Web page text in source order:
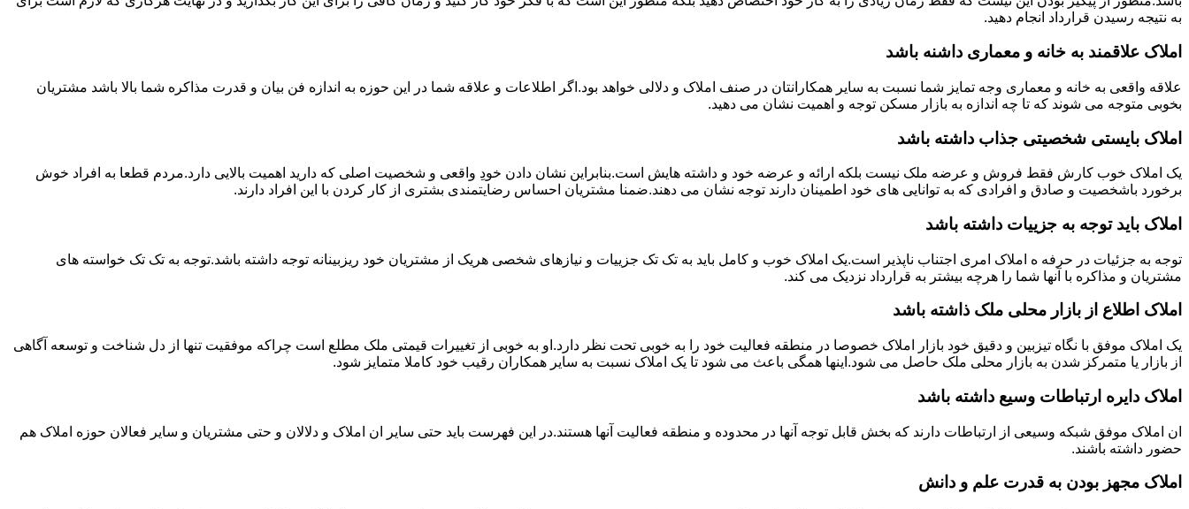
به نتیجه رسیدن قرارداد انجام دهید.
املاک علاقمند به خانه و معماری داشنه باشد
علاقه واقعی به خانه و معماری وجه تمایز شما نسبت به سایر همکارانتان در صنف املاک و دلالی خواهد بود.اگر اطلاعات و علاقه شما در این حوزه به اندازه فن بیان و قدرت مذاکره شما بالا باشد مشتریان
بخوبی متوجه می شوند که تا چه اندازه به بازار مسکن توجه و اهمیت نشان می دهید.
املاک بایستی شخصیتی جذاب داشته باشد
یک املاک خوب کارش فقط فروش و عرضه ملک نیست بلکه ارائه و عرضه خود و داشته هایش است.بنابراین نشان دادن خودِ واقعی و شخصیت اصلی که دارید اهمیت بالایی دارد.مردم قطعا به افراد خوش
برخورد باشخصیت و صادق و افرادی که به توانایی های خود اطمینان دارند توجه نشان می دهند.ضمنا مشتریان احساس رضایتمندی بشتری از کار کردن با این افراد دارند.
املاک باید توجه به جزییات داشته باشد
توجه به جزئیات در حرفه ه املاک امری اجتناب ناپذیر است.یک املاک خوب و کامل باید به تک تک جزییات و نیازهای شخصی هریک از مشتریان خود ریزبینانه توجه داشته باشد.توجه به تک تک خواسته های
مشتریان و مذاکره با آنها شما را هرچه بیشتر به قرارداد نزدیک می کند.
املاک اطلاع از بازار محلی ملک ذاشته باشد
یک املاک موفق با نگاه تیزبین و دقیق خود بازار املاک خصوصا در منطقه فعالیت خود را به خوبی تحت نظر دارد.او به خوبی از تغییرات قیمتی ملک مطلع است چراکه موفقیت تنها از دل شناخت و توسعه آگاهی
از بازار یا متمرکز شدن به بازار محلی ملک حاصل می شود.اینها همگی باعث می شود تا یک املاک نسبت به سایر همکاران رقیب خود کاملا متمایز شود.
املاک دایره ارتباطات وسیع داشته باشد
ان املاک موفق شبکه وسیعی از ارتباطات دارند که بخش قابل توجه آنها در محدوده و منطقه فعالیت آنها هستند.در این فهرست باید حتی سایر ان املاک و دلالان و حتی مشتریان و سایر فعالان حوزه املاک هم
حضور داشته باشند.
املاک مجهز بودن به قدرت علم و دانش